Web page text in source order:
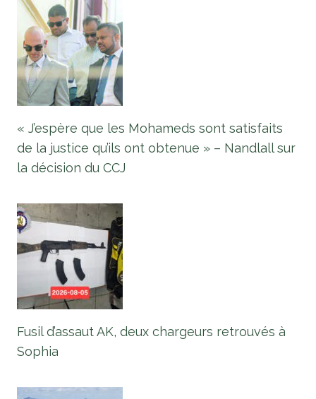
« J’espère que les Mohameds sont satisfaits
de la justice qu’ils ont obtenue » – Nandlall sur
la décision du CCJ
Fusil d’assaut AK, deux chargeurs retrouvés à
Sophia